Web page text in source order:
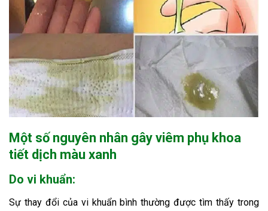
Một số nguyên nhân gây viêm phụ khoa
tiết dịch màu xanh
Do vi khuẩn:
Sự thay đổi của vi khuẩn bình thường được tìm thấy trong